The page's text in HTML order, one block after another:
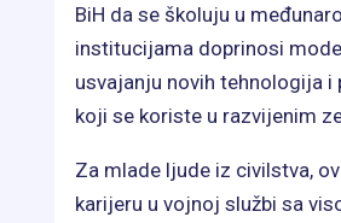
BiH da se školuju u
institucijama doprinosi
usvajanju novih tehnologija
koji se koriste u razvijenim
Za mlade ljude iz civilstva,
karijeru u vojnoj službi sa